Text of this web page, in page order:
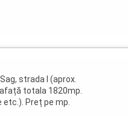
strada I (aprox.
totala 1820mp.
Preț pe mp.